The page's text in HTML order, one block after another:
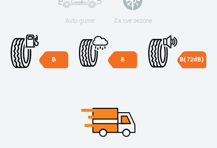
Auto gume Za sve sezone
B B B(72dB)